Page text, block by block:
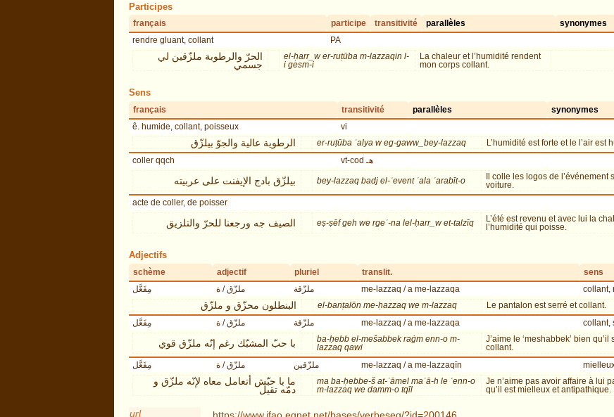
Participes
français participe transitivité parallèles synonymes
rendre gluant, collant
PA
الحرّ والرطوبة ملزّقين لي
جسمي
el-ḥarr_w er-ruṭūba m-lazzaqin l-
i gesm-i
La chaleur et l’humidité rendent
mon corps collant.
Sens
français transitivité parallèles synonymes
ê. humide, collant, poisseux
vi
الرطوية عالية والجوّ بيلزّق er-ruṭūba ʿalya w eg-gaww_bey-lazzaq
L’humidité est forte et le l’air est
coller qqch
vt-cod هـ
بيلزّق بادج الإيفنت على عربيته bey-lazzaq badj el-ʾevent ʿala ʿarabīt-o
Il colle les logos de l’événement
voiture.
acte de coller, de poisser
الصيف جه ورجعنا للحرّ والتلزيق eṣ-ṣēf geh we rgeʿ-na lel-ḥarr_w et-talzīq
L’été est revenu et avec lui la
l’humidité qui poisse.
Adjectifs
schème adjectif pluriel translit.
sens
مِفَعَّل
ملزّق / ة ملزّقة me-lazzaq / a me-lazzaqa collant,
البنطلون محزّق و ملزّق el-banṭalōn me-ḥazzaq we m-lazzaq
Le pantalon est serré et collant.
مِفَعَّل
ملزّق / ة ملزّقة me-lazzaq / a me-lazzaqa collant,
با حبّ المشبّك رغم إنّه ملزّق قوي
ba-ḥebb el-mešabbek raġm enn-o m-
lazzaq qawi
J’aime le ‘meshabbek’ bien qu’il
collant.
مِفَعَّل
ملزّق / ة ملزّقين me-lazzaq / a me-lazzaqīn
ما با حبّش أتعامل معاه لإنّه ملزّق و
دمّه تقيل
ma ba-ḥebbe-š at-ʿāmel maʿā-h le ʾenn-o
m-lazzaq we damm-o tqīl
Je n’aime pas avoir affaire à lui
qu’il est mielleux et antipathique.
url https://www.ifao.egnet.net/bases/verbeseg/?id=200146